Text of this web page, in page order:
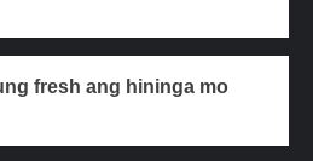
fresh ang hininga mo